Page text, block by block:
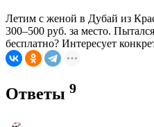
Летим с женой в Дубай из
300–500 руб. за место.
бесплатно? Интересует
Ответы 9